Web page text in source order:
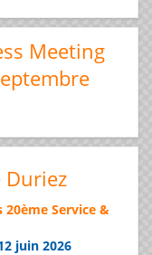
Meeting
Duriez
20ème Service &
juin 2026